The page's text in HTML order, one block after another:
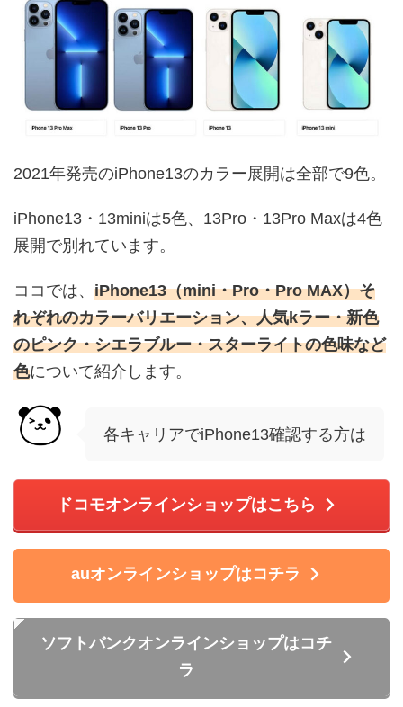
2021年発売のiPhone13のカラー展開は全部で9色。
iPhone13・13miniは5色、13Pro・13Pro Maxは4色
展開で別れています。
ココでは、 iPhone13（mini・Pro・Pro MAX）そ
れぞれのカラーバリエーション、人気kラー・新色
のピンク・シエラブルー・スターライトの色味など
色について紹介します。
各キャリアでiPhone13確認する方は
ドコモオンラインショップはこちら
auオンラインショップはコチラ
ソフトバンクオンラインショップはコチ
ラ